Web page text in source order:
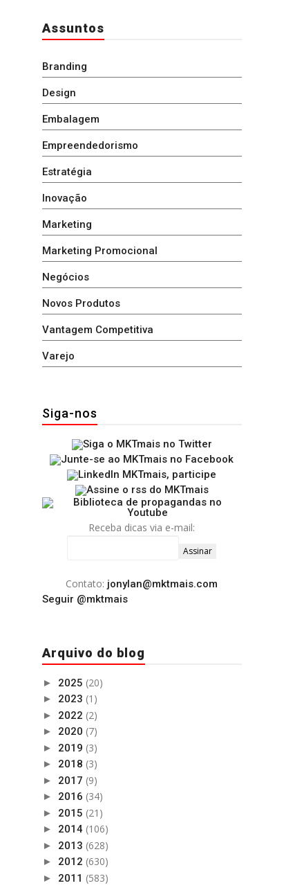
Assuntos
Branding
Design
Embalagem
Empreendedorismo
Estratégia
Inovação
Marketing
Marketing Promocional
Negócios
Novos Produtos
Vantagem Competitiva
Varejo
Siga-nos
Receba dicas via e-mail:
Contato: jonylan@mktmais.com
Seguir @mktmais
Arquivo do blog
► 2025 (20)
► 2023 (1)
► 2022 (2)
► 2020 (7)
► 2019 (3)
► 2018 (3)
► 2017 (9)
► 2016 (34)
► 2015 (21)
► 2014 (106)
► 2013 (628)
► 2012 (630)
► 2011 (583)